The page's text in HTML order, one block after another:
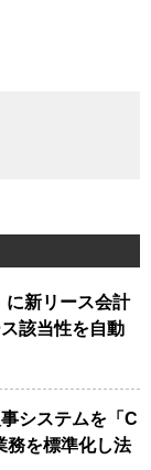
新リース会計
該当性を自動
システムを「C
務を標準化し法